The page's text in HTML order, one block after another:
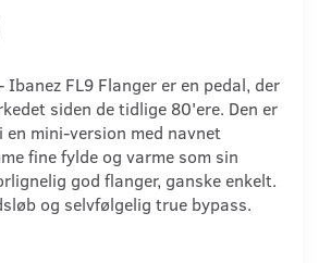
Ibanez FL9 Flanger er en pedal, der
siden de tidlige 80'ere. Den er
mini-version med navnet
fine fylde og varme som sin
god flanger, ganske enkelt.
og selvfølgelig true bypass.